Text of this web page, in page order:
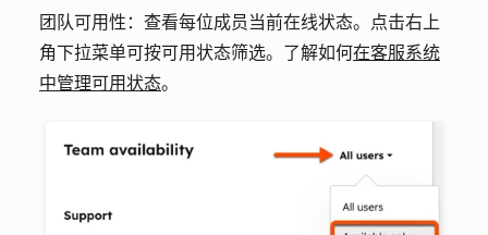
团队可用性 ：查看每位成员当前在线状态。点击右上
角下拉菜单可按可用状态筛选。了解如何在客服系统
中管理可用状态。